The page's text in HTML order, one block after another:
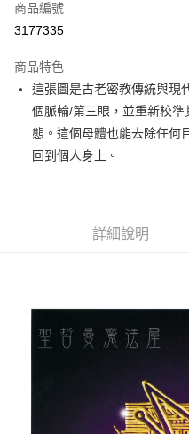
超商取貨付款
Apple Pay
街口支付
悠遊付
7-11取貨付款
每筆NT$80，滿NT$3,000(含以
每筆NT$80，滿NT$3,000(含
郵局幫你送（離島）
商品編號
3177335
商品特色
這張圖是古老密教傳統與現
個脈輪/第三眼，並重新校
態。這個母體也能去除任何
回到個人身上。
詳細說明